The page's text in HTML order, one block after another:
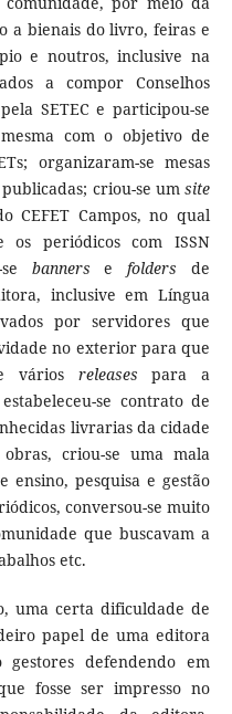
a bienais do livro, feiras e
e noutros, inclusive na
a compor Conselhos
SETEC e participou-se
com o objetivo de
organizaram-se mesas
criou-se umsite
CEFET Campos, no qual
os periódicos com ISSN
banners efolders de
inclusive em Língua
por servidores que
no exterior para que
vários releases para a
se contrato de
livrarias da cidade
criou-se uma mala
ensino, pesquisa e gestão
conversou-se muito
que buscavam a
etc.
uma certa dificuldade de
papel de uma editora
gestores defendendo em
fosse ser impresso no